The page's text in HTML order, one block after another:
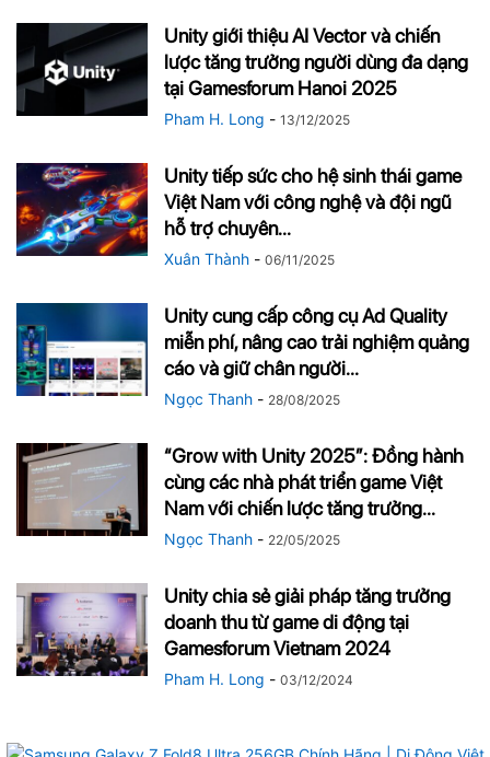
Unity giới thiệu AI Vector và chiến
lược tăng trưởng người dùng đa dạng
tại Gamesforum Hanoi 2025
Pham H. Long - 13/12/2025
Unity tiếp sức cho hệ sinh thái game
Việt Nam với công nghệ và đội ngũ
hỗ trợ chuyên...
Xuân Thành - 06/11/2025
Unity cung cấp công cụ Ad Quality
miễn phí, nâng cao trải nghiệm quảng
cáo và giữ chân người...
Ngọc Thanh - 28/08/2025
“Grow with Unity 2025”: Đồng hành
cùng các nhà phát triển game Việt
Nam với chiến lược tăng trưởng...
Ngọc Thanh - 22/05/2025
Unity chia sẻ giải pháp tăng trưởng
doanh thu từ game di động tại
Gamesforum Vietnam 2024
Pham H. Long - 03/12/2024